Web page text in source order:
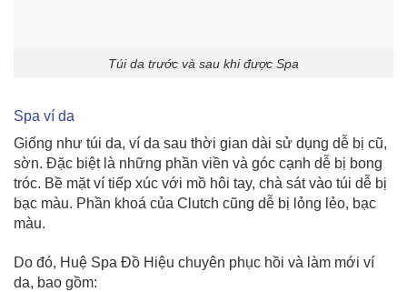
Túi da trước và sau khi được Spa
Spa ví da
Giống như túi da, ví da sau thời gian dài sử dụng dễ bị cũ,
sờn. Đặc biệt là những phần viền và góc cạnh dễ bị bong
tróc. Bề mặt ví tiếp xúc với mồ hôi tay, chà sát vào túi dễ bị
bạc màu. Phần khoá của Clutch cũng dễ bị lỏng lẻo, bạc
màu.
Do đó, Huệ Spa Đồ Hiệu chuyên phục hồi và làm mới ví
da, bao gồm: